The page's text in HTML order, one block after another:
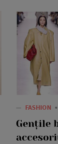
— FASHION
Gențile